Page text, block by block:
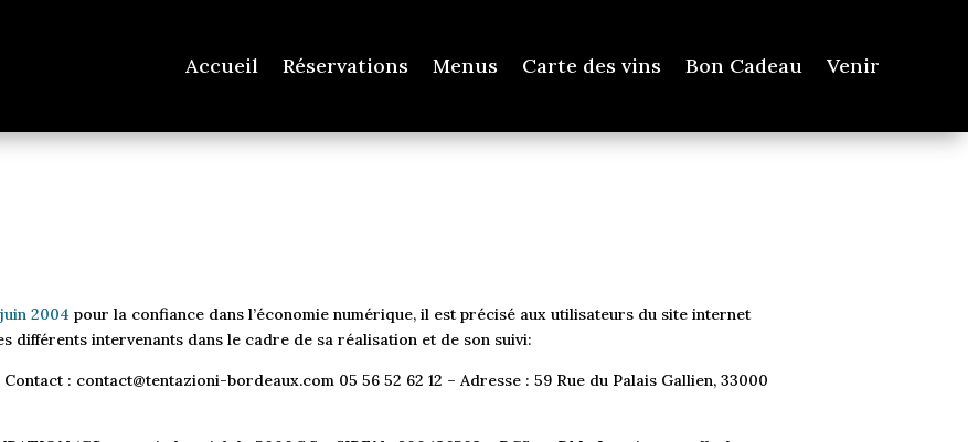
Accueil Réservations Menus Carte des vins Bon Cadeau Venir
2004 pour la confiance dans l’économie numérique, il est précisé aux utilisateurs du site internet
différents intervenants dans le cadre de sa réalisation et de son suivi:
Contact : contact@tentazioni-bordeaux.com 05 56 52 62 12 – Adresse : 59 Rue du Palais Gallien, 33000